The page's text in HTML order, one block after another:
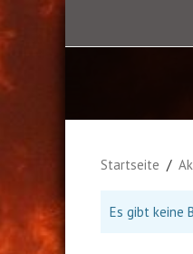
Startseite
Es gibt keine